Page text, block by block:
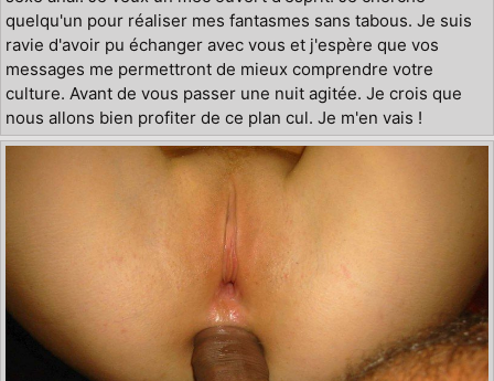
quelqu'un pour réaliser mes fantasmes sans tabous. Je suis
ravie d'avoir pu échanger avec vous et j'espère que vos
messages me permettront de mieux comprendre votre
culture. Avant de vous passer une nuit agitée. Je crois que
nous allons bien profiter de ce plan cul. Je m'en vais !